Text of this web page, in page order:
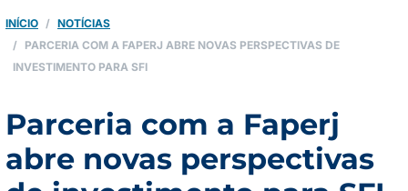
INÍCIO
NOTÍCIAS
PARCERIA COM A FAPERJ ABRE NOVAS PERSPECTIVAS DE
INVESTIMENTO PARA SFI
Parceria com a Faperj
abre novas perspectivas